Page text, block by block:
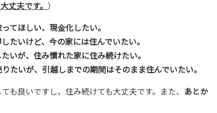
丈夫です。 ）
てほしい、現金化したい。
たいけど、今の家には住んでいたい。
いが、住み慣れた家に住み続けたい。
たいが、引越しまでの期間はそのまま住んでいたい。
も良いですし、住み続けても大丈夫です。また、 あとか